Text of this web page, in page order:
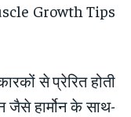
Growth Tips
से प्रेरित होती
जैसे हार्मोन के साथ-